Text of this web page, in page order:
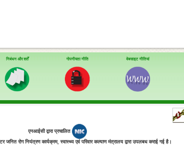
निबंधन और शर्तें गोपनीयता नीति वेबसाइट नीतियां
एनआईसी द्वारा प्रचालित
जनित रोग नियंत्रण कार्यक्रम, स्‍वास्‍थ्‍य एवं परिवार कल्‍याण मंत्रालय द्वारा उपलबध कराई गई है।